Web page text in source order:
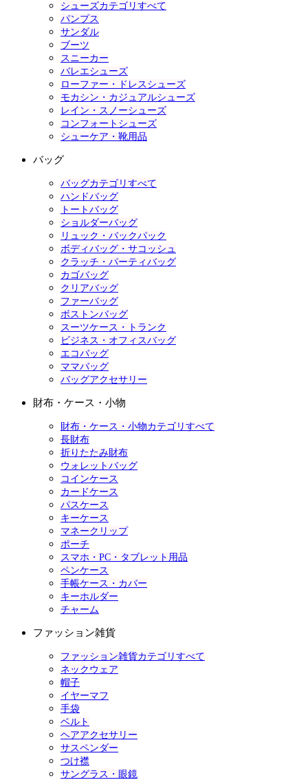
シューズカテゴリすべて
パンプス
サンダル
ブーツ
スニーカー
バレエシューズ
ローファー・ドレスシューズ
モカシン・カジュアルシューズ
レイン・スノーシューズ
コンフォートシューズ
シューケア・靴用品
バッグ
バッグカテゴリすべて
ハンドバッグ
トートバッグ
ショルダーバッグ
リュック・バックパック
ボディバッグ・サコッシュ
クラッチ・パーティバッグ
カゴバッグ
クリアバッグ
ファーバッグ
ボストンバッグ
スーツケース・トランク
ビジネス・オフィスバッグ
エコバッグ
ママバッグ
バッグアクセサリー
財布・ケース・小物
財布・ケース・小物カテゴリすべて
長財布
折りたたみ財布
ウォレットバッグ
コインケース
カードケース
パスケース
キーケース
マネークリップ
ポーチ
スマホ・PC・タブレット用品
ペンケース
手帳ケース・カバー
キーホルダー
チャーム
ファッション雑貨
ファッション雑貨カテゴリすべて
ネックウェア
帽子
イヤーマフ
手袋
ベルト
ヘアアクセサリー
サスペンダー
つけ襟
サングラス・眼鏡